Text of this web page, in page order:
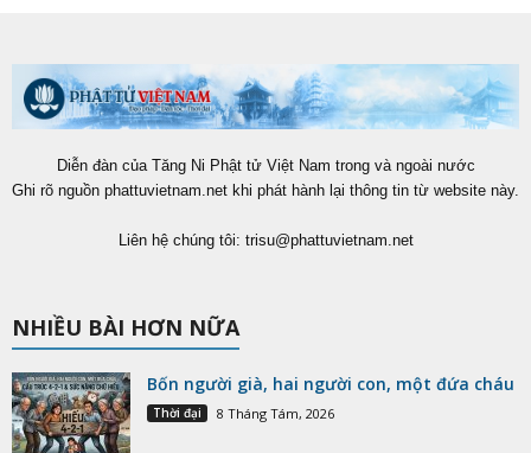
Diễn đàn của Tăng Ni Phật tử Việt Nam trong và ngoài nước
Ghi rõ nguồn phattuvietnam.net khi phát hành lại thông tin từ website này.
Liên hệ chúng tôi: trisu@phattuvietnam.net
NHIỀU BÀI HƠN NỮA
Bốn người già, hai người con, một đứa cháu
Thời đại 8 Tháng Tám, 2026